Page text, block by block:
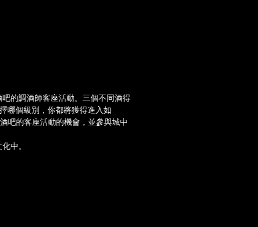
的調酒師客座活動。三個不同酒得
哪個級別，你都將獲得進入如
吧的客座活動的機會，並參與城中
中。